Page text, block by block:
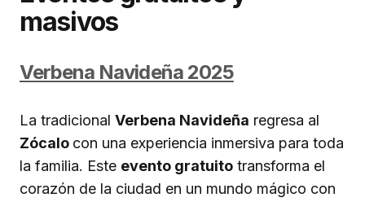
masivos
Verbena Navideña 2025
La tradicional Verbena Navideña regresa al
Zócalo con una experiencia inmersiva para toda
la familia. Este evento gratuito transforma el
corazón de la ciudad en un mundo mágico con